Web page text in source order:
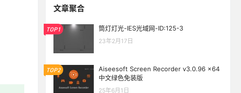
文章聚合
TOP1 筒灯灯光-IES光域网-ID:125-3
23年2月17日
TOP2
Aiseesoft Screen Recorder v3.0.96 x64
中文绿色免装版
25年6月1日